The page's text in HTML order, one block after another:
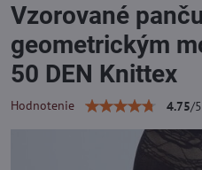
Vzorované
geometrickým
50 DEN Knittex
Hodnotenie 4.75/5